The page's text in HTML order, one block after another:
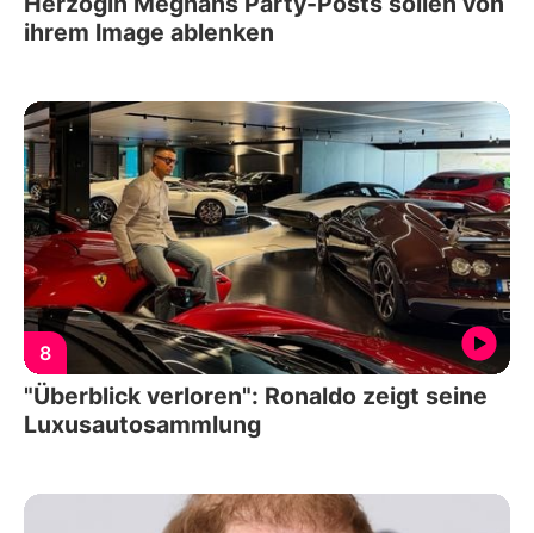
ihrem Image ablenken
8
"Überblick verloren": Ronaldo zeigt seine
Luxusautosammlung